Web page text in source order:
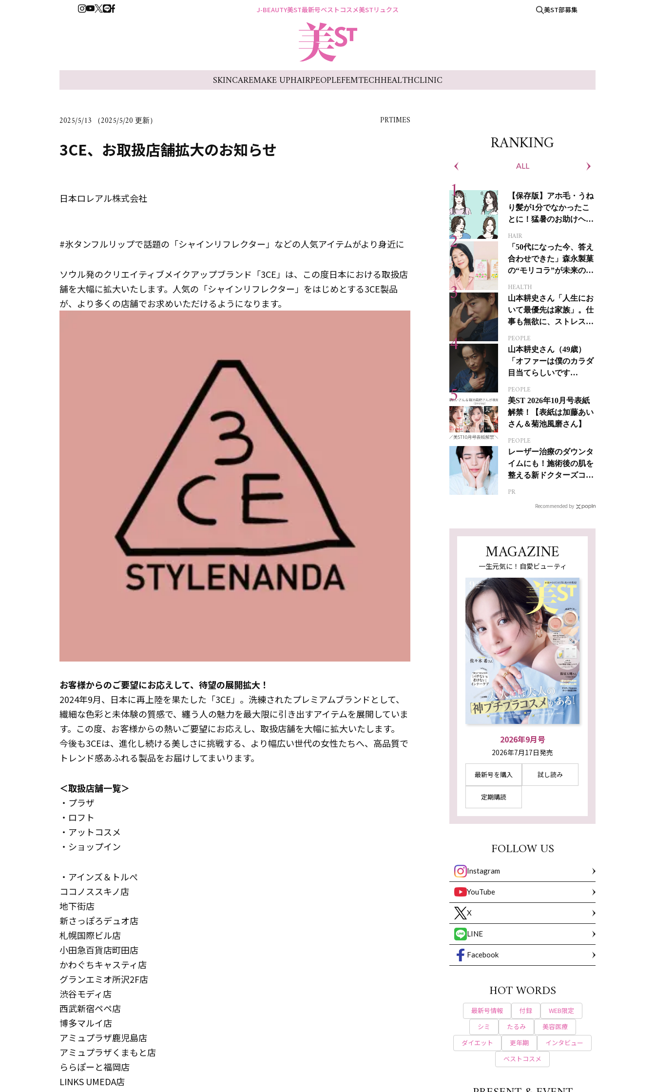
J-BEAUTY美ST最新号ベストコスメ美STリュクス 美ST部募集
SKINCAREMAKE UPHAIRPEOPLEFEMTECHHEALTHCLINIC
2025/5/13 （2025/5/20 更新） PRTIMES
3CE、お取扱店舗拡大のお知らせ
日本ロレアル株式会社
#氷タンフルリップで話題の「シャインリフレクター」などの人気アイテムがより身近に
ソウル発のクリエイティブメイクアップブランド「3CE」は、この度日本における取扱店
舗を大幅に拡大いたします。人気の「シャインリフレクター」をはじめとする3CE製品
が、より多くの店舗でお求めいただけるようになります。
お客様からのご要望にお応えして、待望の展開拡大！
2024年9月、日本に再上陸を果たした「3CE」。洗練されたプレミアムブランドとして、
繊細な色彩と未体験の質感で、纏う人の魅力を最大限に引き出すアイテムを展開していま
す。この度、お客様からの熱いご要望にお応えし、取扱店舗を大幅に拡大いたします。
今後も3CEは、進化し続ける美しさに挑戦する、より幅広い世代の女性たちへ、高品質で
トレンド感あふれる製品をお届けしてまいります。
＜取扱店舗一覧＞
・プラザ
・ロフト
・アットコスメ
・ショップイン
・アインズ＆トルぺ
ココノススキノ店
地下街店
新さっぽろデュオ店
札幌国際ビル店
小田急百貨店町田店
かわぐちキャスティ店
グランエミオ所沢2F店
渋谷モディ店
西武新宿ペペ店
博多マルイ店
アミュプラザ鹿児島店
アミュプラザくまもと店
ららぽーと福岡店
LINKS UMEDA店
RANKING
ALL
【保存版】アホ毛・うね
り髪が1分でなかったこ
とに！猛暑のお助けヘア
HAIR
「50代になった今、答え
合わせできた」森永製菓
の“モリコラ”が未来のキ
HEALTH
山本耕史さん「人生にお
いて最優先は家族」。仕
事も無欲に、ストレスを
PEOPLE
山本耕史さん（49歳）
「オファーは僕のカラダ
目当てらしいです
ジカルへの挑戦
PEOPLE
美ST 2026年10月号表紙
解禁！【表紙は加藤あい
さん＆菊池風磨さん】
PEOPLE
レーザー治療のダウンタ
イムにも！施術後の肌を
整える新ドクターズコス
PR
Recommended by
MAGAZINE
一生元気に！自愛ビューティ
2026年9月号
2026年7月17日発売
最新号を購入 試し読み
定期購読
FOLLOW US
Instagram
YouTube
X
LINE
Facebook
HOT WORDS
最新号情報 付録
WEB限定
シミ
たるみ
美容医療
ダイエット
更年期
インタビュー
ベストコスメ